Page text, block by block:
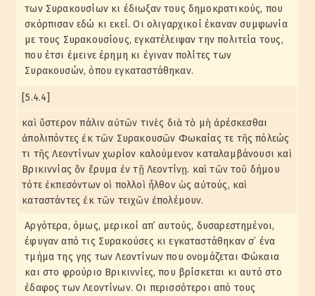
των Συρακουσίων κι έδιωξαν τους δημοκρατικούς, που
σκόρπισαν εδώ κι εκεί. Οι ολιγαρχικοί έκαναν συμφωνία
με τους Συρακουσίους, εγκατέλειψαν την πολιτεία τους,
που έτσι έμεινε έρημη κι έγιναν πολίτες των
Συρακουσών, όπου εγκαταστάθηκαν.
[5.4.4]
καὶ ὕστερον πάλιν αὐτῶν τινὲς διὰ τὸ μὴ ἀρέσκεσθαι
ἀπολιπόντες ἐκ τῶν Συρακουσῶν Φωκαίας τε τῆς πόλεώς
τι τῆς Λεοντίνων χωρίον καλούμενον καταλαμβάνουσι καὶ
Βρικιννίας ὂν ἔρυμα ἐν τῇ Λεοντίνῃ. καὶ τῶν τοῦ δήμου
τότε ἐκπεσόντων οἱ πολλοὶ ἦλθον ὡς αὐτούς, καὶ
καταστάντες ἐκ τῶν τειχῶν ἐπολέμουν.
Αργότερα, όμως, μερικοί απ᾽ αυτούς, δυσαρεστημένοι,
έφυγαν από τις Συρακούσες κι εγκαταστάθηκαν σ᾽ ένα
τμήμα της γης των Λεοντίνων που ονομάζεται Φώκαια
και στο φρούριο Βρικιννίες, που βρίσκεται κι αυτό στο
έδαφος των Λεοντίνων. Οι περισσότεροι από τους